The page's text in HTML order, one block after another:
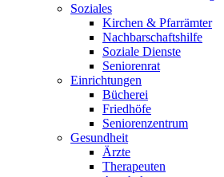
Soziales
Kirchen & Pfarrämter
Nachbarschaftshilfe
Soziale Dienste
Seniorenrat
Einrichtungen
Bücherei
Friedhöfe
Seniorenzentrum
Gesundheit
Ärzte
Therapeuten